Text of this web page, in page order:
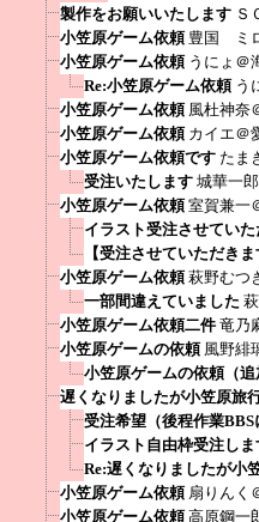
製作をお願いいたします Ｓ
小笠原ゲーム依頼 豊国 ミ
小笠原ゲーム依頼 うにょ＠
Re:小笠原ゲーム依頼 う
小笠原ゲーム依頼 風杜神奈
小笠原ゲーム依頼 カイエ＠
小笠原ゲーム依頼です たま
受注いたします 城華一
小笠原ゲーム依頼 室賀兼一
イラスト受注させていた
【受注させていただきま
小笠原ゲーム依頼 萩野むつ
一部間違えていました
小笠原ゲーム依頼二件 竜乃
小笠原ゲームの依頼 風野緋
小笠原ゲームの依頼（追
遅くなりましたが小笠原旅
受注希望（後程作業BBS
イラスト自由枠受注しま
Re:遅くなりましたが小
小笠原ゲーム依頼 扇りんく
小笠原ゲーム依頼 高原鋼一